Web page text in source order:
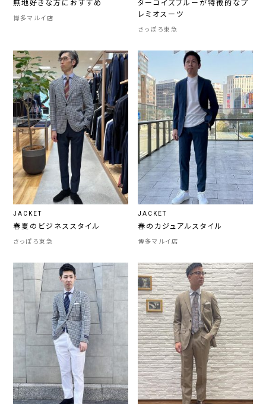
無地好きな方におすすめ
博多マルイ店
ターコイズブルーが特徴的なプ
レミオスーツ
さっぽろ東急
JACKET
春夏のビジネススタイル
さっぽろ東急
JACKET
春のカジュアルスタイル
博多マルイ店